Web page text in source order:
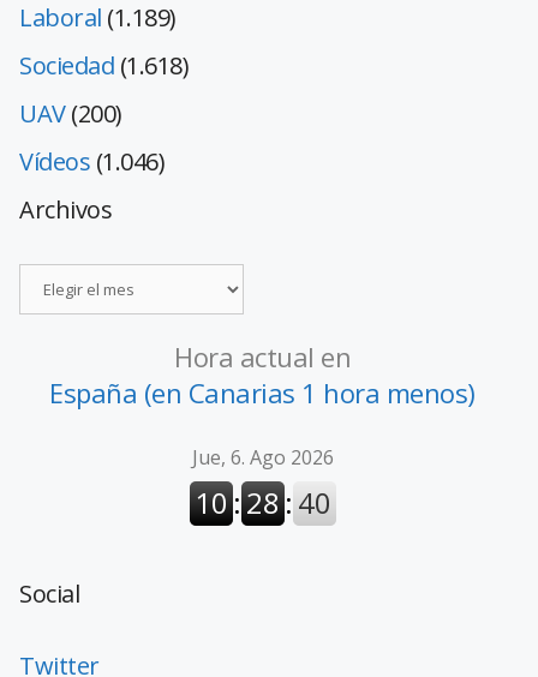
Laboral (1.189)
Sociedad (1.618)
UAV(200)
Vídeos (1.046)
Archivos
Hora actual en
España (en Canarias 1 hora menos)
Social
Twitter